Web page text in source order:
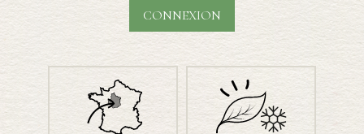
CONNEXION